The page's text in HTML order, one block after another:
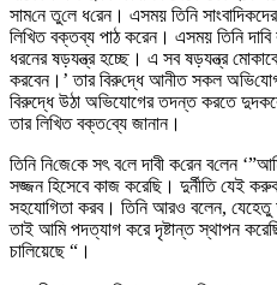
সাম‌নে তু‌লে ধ‌রেন। এসময় তিনি
লিখিত বক্তব্য পাঠ করেন। এসময় তিনি দাবি
ধরনের ষড়যন্ত্র হচ্ছে। এ সব ষড়যন্ত্র
করবেন।’ তার বিরু‌দ্ধে আনীত সকল
বিরুদ্ধে উঠা অভিযোগের তদন্ত করতে
তার লি‌খিত ব‌ক্ত‌ব্যে জানান।
তি‌নি নি‌জে‌কে সৎ ব‌লে দাবী ক‌রেন ব‌লেন
সজ্জন হিসেবে কাজ করেছি। দুর্নীতি যেই
সহযোগিতা করব। তিনি আরও বলেন, যেহেতু
তাই আমি পদত্যাগ করে দৃষ্টান্ত স্থাপন
চালিয়েছে “।